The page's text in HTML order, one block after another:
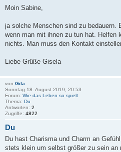
Moin Sabine,
ja solche Menschen sind zu bedauern.
wenn man mit ihnen zu tun hat. Helfen
nichts. Man muss den Kontakt
Liebe Grüße Gisela
von Gila
Sonntag 18. August 2019, 20:53
Forum: Wie das Leben so spielt
Thema: Du
Antworten: 2
Zugriffe: 4822
Du
Du hast Charisma und Charm an
stets klein um selbst größer zu sein an